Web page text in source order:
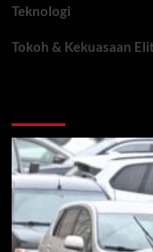
Teknologi
Tokoh & Kekuasaan